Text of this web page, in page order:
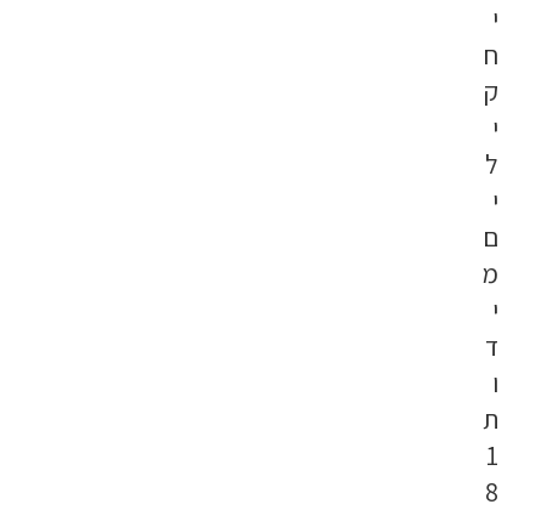
י
ח
ק
י
ל
י
ם
מ
י
ד
ו
ת
1
8